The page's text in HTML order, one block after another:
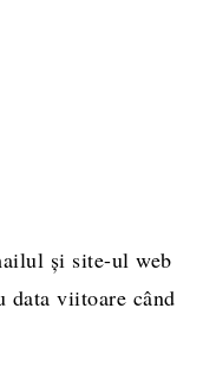
și site-ul web
data viitoare când